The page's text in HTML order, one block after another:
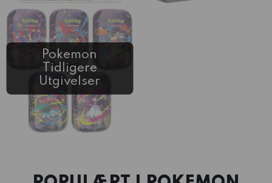
Pokemon
Tidligere
Utgivelser